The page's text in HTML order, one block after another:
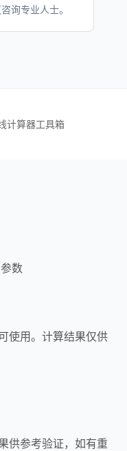
询专业人士。
计算器工具箱
数
使用。计算结果仅供
供参考验证，如有重